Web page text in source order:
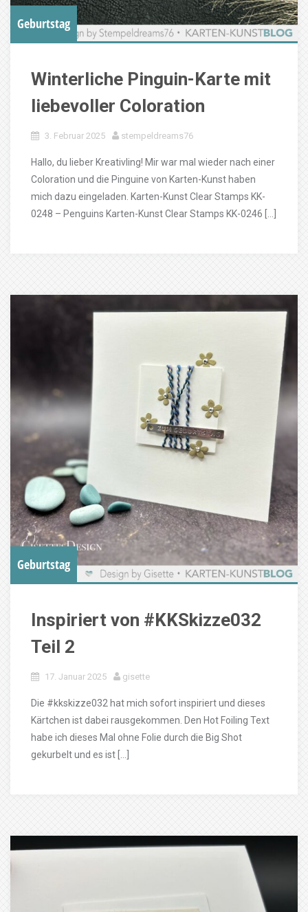
Geburtstag
Winterliche Pinguin-Karte mit
liebevoller Coloration
3. Februar 2025 stempeldreams76
Hallo, du lieber Kreativling! Mir war mal wieder nach einer
Coloration und die Pinguine von Karten-Kunst haben
mich dazu eingeladen. Karten-Kunst Clear Stamps KK-
0248 – Penguins Karten-Kunst Clear Stamps KK-0246 […]
Geburtstag
Inspiriert von #KKSkizze032
Teil 2
17. Januar 2025 gisette
Die #kkskizze032 hat mich sofort inspiriert und dieses
Kärtchen ist dabei rausgekommen. Den Hot Foiling Text
habe ich dieses Mal ohne Folie durch die Big Shot
gekurbelt und es ist […]